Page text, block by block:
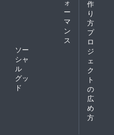
ー
マ
ン
ス
ソー
シャ
ル
グッ
ド
作
り
方
プ
ロ
ジ
ェ
ク
ト
の
広
め
方